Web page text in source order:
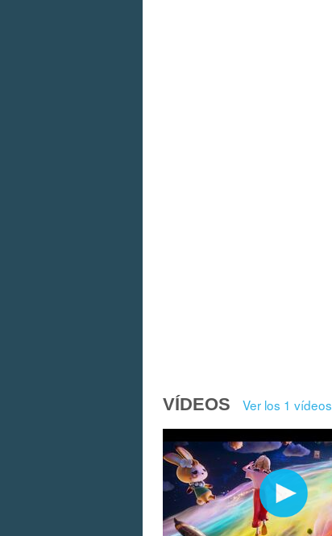
VÍDEOS Ver los 1 vídeos